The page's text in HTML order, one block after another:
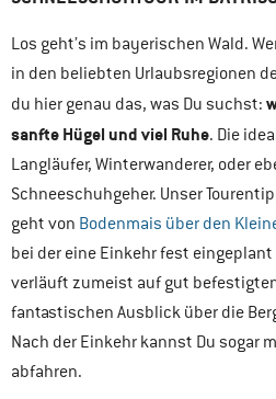
Los geht’s im bayerischen Wald.
in den beliebten Urlaubsregionen
du hier genau das, was Du suchst:
sanfte Hügel und viel Ruhe. Die
Langläufer, Winterwanderer, oder
Schneeschuhgeher. Unser
geht von Bodenmais über den
bei der eine Einkehr fest eingeplant
verläuft zumeist auf gut
fantastischen Ausblick über die
Nach der Einkehr kannst Du sogar
abfahren.